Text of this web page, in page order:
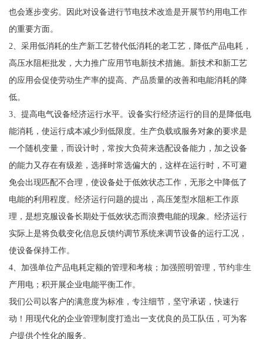
也会逐步变劣。因此对设备进行节电技术改造是开展节约用电工作
的重要方面。
2、采用低消耗的生产新工艺替代低消耗的老工艺，降低产品电耗，
高压水阻柜批发，大力推广应用节电新技术措施。新技术和新工艺
的应用会促使劳动生产率的提高、产品质量的改善和电能消耗的降
低。
3、提高电气设备经济运行水平。设备实行经济运行的目的是降低电
能消耗，使运行成本减少到低限度。生产负载或服务对象的要求是
一个随机变量，而设计时，常按大负荷来选配设备能力，加之设备
的能力又存在有级差，选择时常选偏大的，这样在运行时，不可避
免会出现匹配不合理，使设备处于低效状态工作，无形之中降低了
电能的利用程度。经济运行问题的提出，高压笼型水阻柜工作原
理，是想克服设备长期处于低效状态而浪费电能的现象。经济运行
实际上是将负载变化信息反馈约调节系统来调节设备的运行工况，
使设备保持工作。
4、加强单位产品电耗定额的管理和考核；加强照明管理，节约非生
产用电；积开展企业电能平衡工作。
我们公司以客户的满意度为标准，专注细节，坚守承诺，快速行
动！用现代化的企业管理制度打造出一支优良的员工队伍，可为客
户提供个性化的服务。